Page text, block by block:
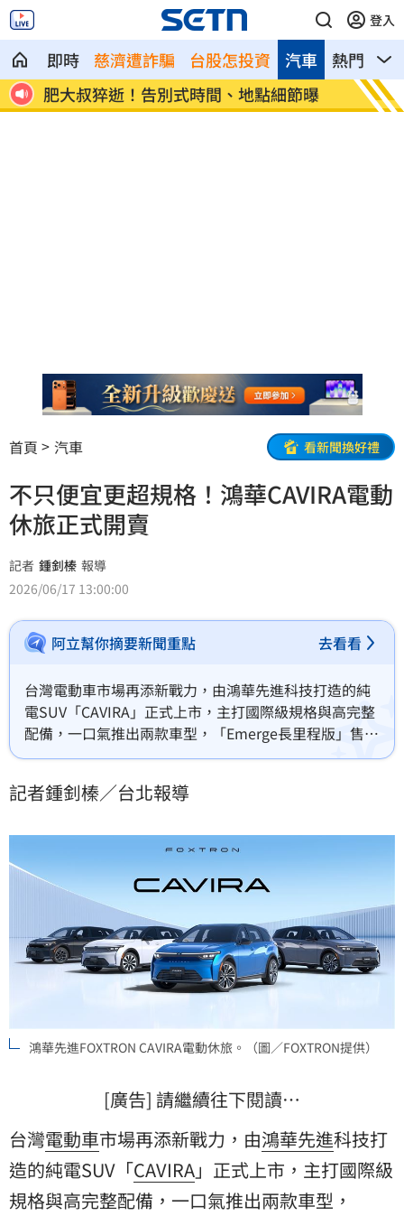
登入
即時 慈濟遭詐騙 台股怎投資 熱門 影
汽車
時間、地點細節曝
網路降速演習！行政院：政府
作
首頁 汽車 看新聞換好禮
不只便宜更超規格！鴻華CAVIRA電動
休旅正式開賣
記者 鍾釗榛 報導
2026/06/17 13:00:00
阿立幫你摘要新聞重點 去看看
台灣電動車市場再添新戰力，由鴻華先進科技打造的純
電SUV「CAVIRA」正式上市，主打國際級規格與高完整
配備，一口氣推出兩款車型，「Emerge長里程版」售價
123.9萬元，「Pioneer長里程性能版」則為138.9萬元，
記者鍾釗榛／台北報導
鴻華先進FOXTRON CAVIRA電動休旅。（圖／FOXTRON提供）
[廣告] 請繼續往下閱讀…
台灣電動車市場再添新戰力，由鴻華先進科技打
造的純電SUV「CAVIRA」正式上市，主打國際級
規格與高完整配備，一口氣推出兩款車型，